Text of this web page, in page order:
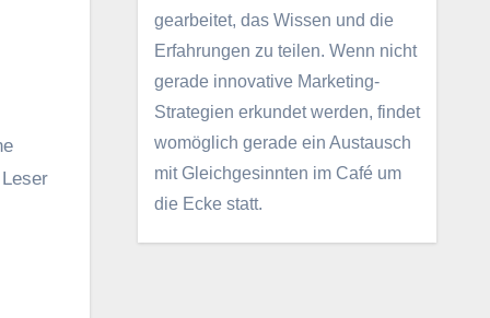
gearbeitet, das Wissen und die
Erfahrungen zu teilen. Wenn nicht
gerade innovative Marketing-
Strategien erkundet werden, findet
womöglich gerade ein Austausch
mit Gleichgesinnten im Café um
die Ecke statt.